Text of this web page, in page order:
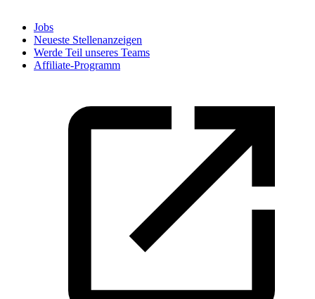
Jobs
Neueste Stellenanzeigen
Werde Teil unseres Teams
Affiliate-Programm